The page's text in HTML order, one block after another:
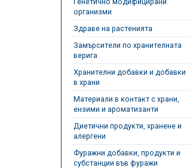
организми
Здраве на растенията
Замърсители по хранителната
верига
Хранителни добавки и добавки
в храни
Материали в контакт с храни,
ензими и ароматизанти
Диетични продукти, хранене и
алергени
Фуражни добавки, продукти и
субстанции във фуражи